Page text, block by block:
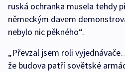
ruská ochranka musela tehdy
německým davem
nebylo nic pěkného“.
„Převzal jsem roli
že budova patří sovětské